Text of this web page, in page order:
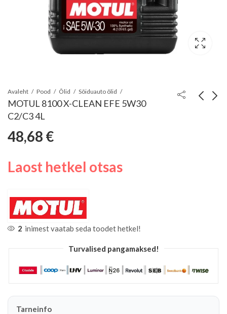
Avaleht Pood Õlid Sõiduauto õlid
MOTUL 8100 X-CLEAN EFE 5W30
C2/C3 4L
48,68 €
Laost hetkel otsas
2 inimest vaatab seda toodet hetkel!
Turvalised pangamaksed!
Tarneinfo